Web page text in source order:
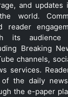
and
world.
reader
its audience
Breaking
channels,
services.
the daily
the e-paper